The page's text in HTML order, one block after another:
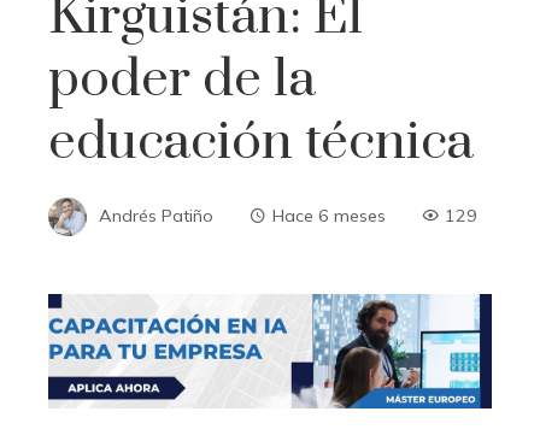
Kirguistán: El
poder de la
educación técnica
Andrés Patiño Hace 6 meses 129